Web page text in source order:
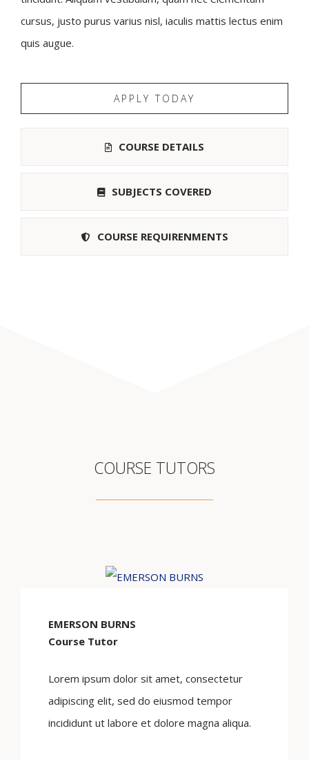
cursus, justo purus varius nisl, iaculis mattis lectus enim
quis augue.
APPLY TODAY
COURSE DETAILS
SUBJECTS COVERED
COURSE REQUIRENMENTS
COURSE TUTORS
EMERSON BURNS
Course Tutor
Lorem ipsum dolor sit amet, consectetur
adipiscing elit, sed do eiusmod tempor
incididunt ut labore et dolore magna aliqua.